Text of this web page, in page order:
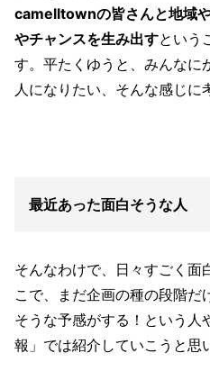
camelltownの皆さんと地域
やチャンスを生み出すという
す。平たくゆうと、みんなに
人になりたい、そんな感じに
最近あった面白そうな人
そんなわけで、日々すごく面
こで、まだ企画の種の段階だ
そうな予感がする！という人
報」では紹介していこうと思